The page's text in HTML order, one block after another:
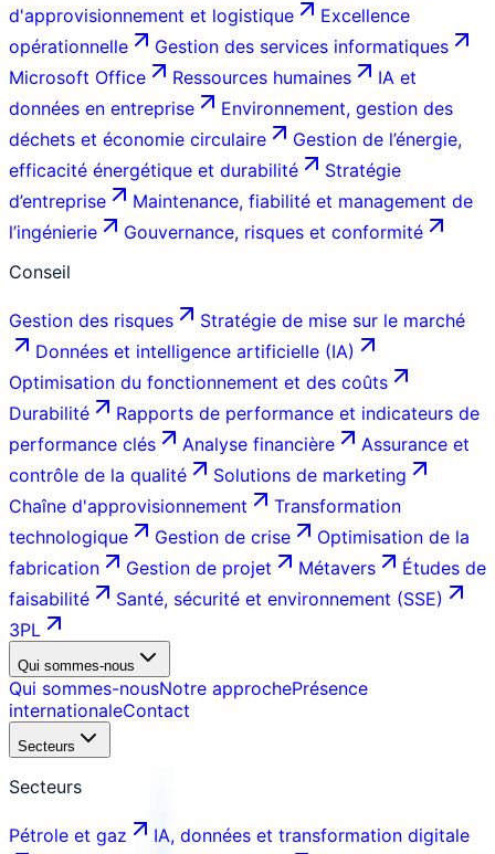
d'approvisionnement et logistique
Excellence
opérationnelle
Gestion des services informatiques
Microsoft Office
Ressources humaines
IA et
données en entreprise
Environnement, gestion des
déchets et économie circulaire
Gestion de l’énergie,
efficacité énergétique et durabilité
Stratégie
d’entreprise
Maintenance, fiabilité et management de
l’ingénierie
Gouvernance, risques et conformité
Conseil
Gestion des risques
Stratégie de mise sur le marché
Données et intelligence artificielle (IA)
Optimisation du fonctionnement et des coûts
Durabilité
Rapports de performance et indicateurs de
performance clés
Analyse financière
Assurance et
contrôle de la qualité
Solutions de marketing
Chaîne d'approvisionnement
Transformation
technologique
Gestion de crise
Optimisation de la
fabrication
Gestion de projet Métavers
Études de
faisabilité
Santé, sécurité et environnement (SSE)
3PL
Qui sommes-nous
Qui sommes-nousNotre approchePrésence
internationaleContact
Secteurs
Secteurs
Pétrole et gaz
IA, données et transformation digitale